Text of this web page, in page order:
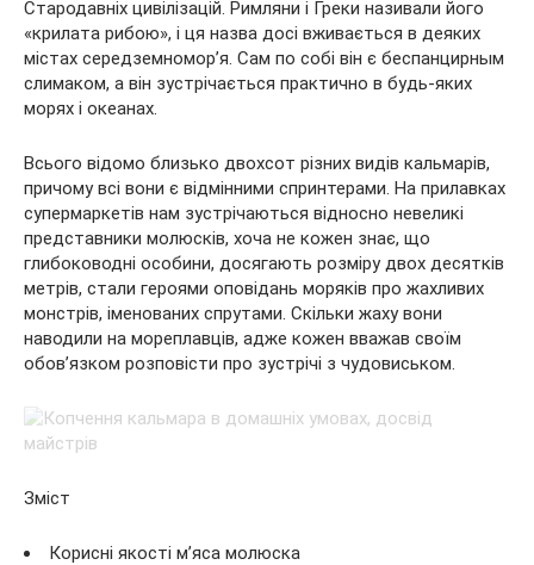
Стародавніх цивілізацій. Римляни і Греки називали його
«крилата рибою», і ця назва досі вживається в деяких
містах середземномор’я. Сам по собі він є беспанцирным
слимаком, а він зустрічається практично в будь-яких
морях і океанах.
Всього відомо близько двохсот різних видів кальмарів,
причому всі вони є відмінними спринтерами. На прилавках
супермаркетів нам зустрічаються відносно невеликі
представники молюсків, хоча не кожен знає, що
глибоководні особини, досягають розміру двох десятків
метрів, стали героями оповідань моряків про жахливих
монстрів, іменованих спрутами. Скільки жаху вони
наводили на мореплавців, адже кожен вважав своїм
обов’язком розповісти про зустрічі з чудовиськом.
Зміст
Корисні якості м’яса молюска